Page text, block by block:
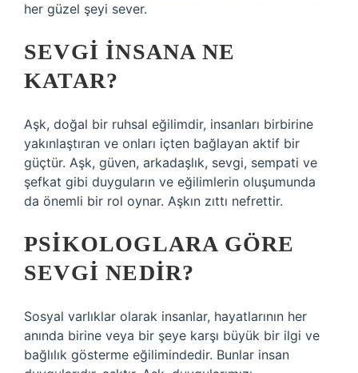
her güzel şeyi sever.
SEVGI INSANA NE
KATAR?
Aşk, doğal bir ruhsal eğilimdir, insanları birbirine
yakınlaştıran ve onları içten bağlayan aktif bir
güçtür. Aşk, güven, arkadaşlık, sevgi, sempati ve
şefkat gibi duyguların ve eğilimlerin oluşumunda
da önemli bir rol oynar. Aşkın zıttı nefrettir.
PSIKOLOGLARA GÖRE
SEVGI NEDIR?
Sosyal varlıklar olarak insanlar, hayatlarının her
anında birine veya bir şeye karşı büyük bir ilgi ve
bağlılık gösterme eğilimindedir. Bunlar insan